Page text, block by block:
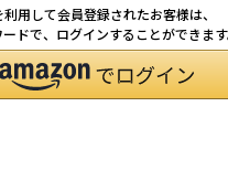
用して会員登録されたお客様は、
ドで、ログインすることができます